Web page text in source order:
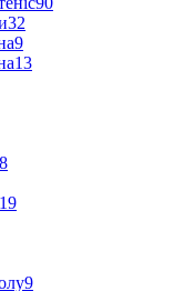
32
9
13
19
9